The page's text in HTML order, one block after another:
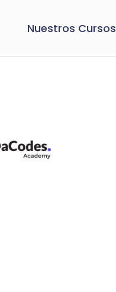
Nuestros Cursos